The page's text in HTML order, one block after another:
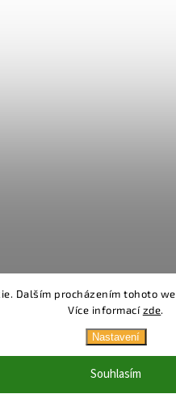
Dalším procházením tohoto
Více informacízde.
Nastavení
Souhlasím